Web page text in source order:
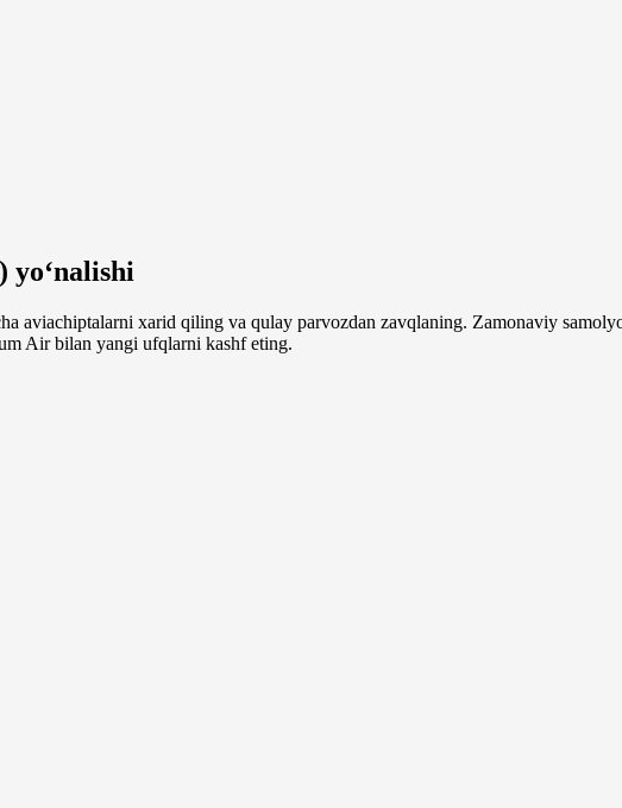
) yo‘nalishi
aviachiptalarni xarid qiling va qulay parvozdan zavqlaning. Zamonaviy
Air bilan yangi ufqlarni kashf eting.